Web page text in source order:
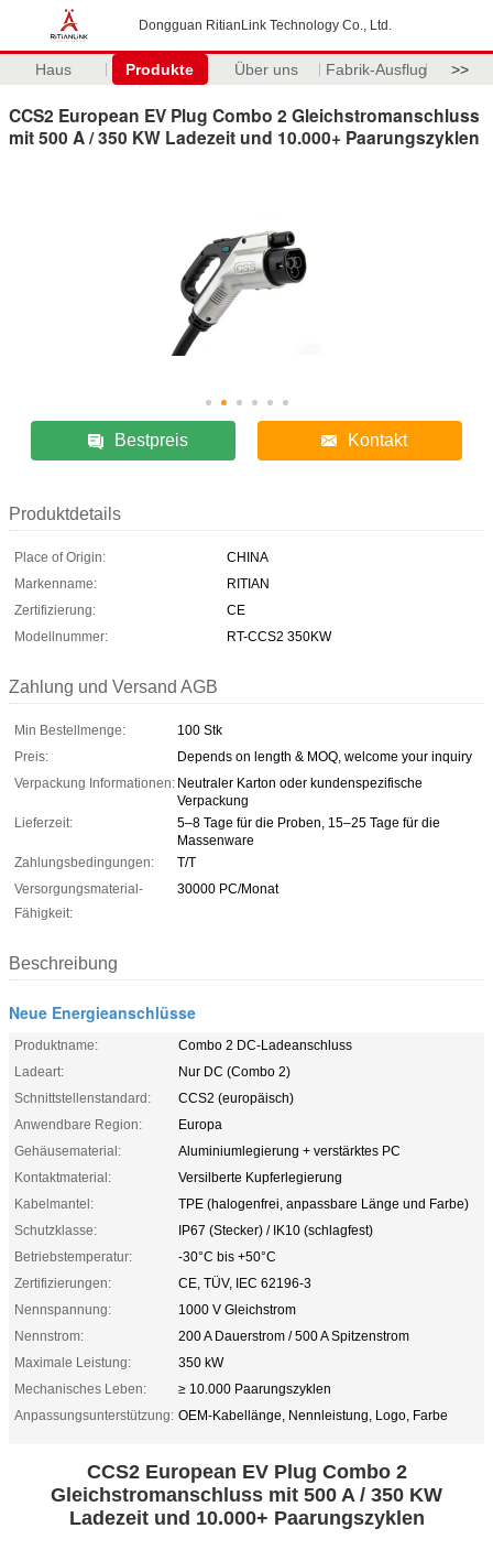
Dongguan RitianLink Technology Co., Ltd.
Haus Produkte Über uns Fabrik-Ausflug >>
CCS2 European EV Plug Combo 2 Gleichstromanschluss
mit 500 A / 350 KW Ladezeit und 10.000+ Paarungszyklen
Bestpreis Kontakt
Produktdetails
Place of Origin:
CHINA
Markenname:
RITIAN
Zertifizierung:
CE
Modellnummer:
RT-CCS2 350KW
Zahlung und Versand AGB
Min Bestellmenge:
100 Stk
Preis:
Depends on length & MOQ, welcome your inquiry
Verpackung Informationen: Neutraler Karton oder kundenspezifische
Verpackung
Lieferzeit:
5–8 Tage für die Proben, 15–25 Tage für die
Massenware
Zahlungsbedingungen:
T/T
Versorgungsmaterial-
Fähigkeit:
30000 PC/Monat
Beschreibung
Neue Energieanschlüsse
Produktname:
Combo 2 DC-Ladeanschluss
Ladeart:
Nur DC (Combo 2)
Schnittstellenstandard:
CCS2 (europäisch)
Anwendbare Region:
Europa
Gehäusematerial:
Aluminiumlegierung + verstärktes PC
Kontaktmaterial:
Versilberte Kupferlegierung
Kabelmantel:
TPE (halogenfrei, anpassbare Länge und Farbe)
Schutzklasse:
IP67 (Stecker) / IK10 (schlagfest)
Betriebstemperatur:
-30°C bis +50°C
Zertifizierungen:
CE, TÜV, IEC 62196-3
Nennspannung:
1000 V Gleichstrom
Nennstrom:
200 A Dauerstrom / 500 A Spitzenstrom
Maximale Leistung:
350 kW
Mechanisches Leben:
≥ 10.000 Paarungszyklen
Anpassungsunterstützung: OEM-Kabellänge, Nennleistung, Logo, Farbe
CCS2 European EV Plug Combo 2
Gleichstromanschluss mit 500 A / 350 KW
Ladezeit und 10.000+ Paarungszyklen